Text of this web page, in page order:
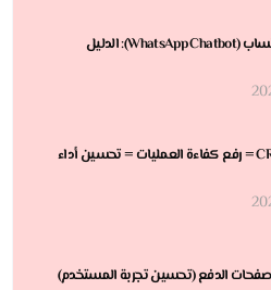
شات بوت واتساب (WhatsApp Chatbot): الدليل
دمج ERP وCRM = رفع كفاءة العمليات = تحسين أداء
الدفع (تحسين تجربة المستخدم)